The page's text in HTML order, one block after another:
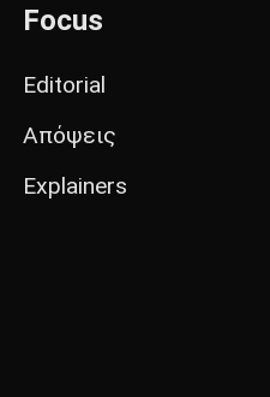
Focus
Editorial
Απόψεις
Explainers